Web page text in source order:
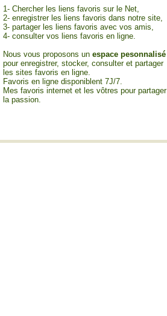
1- Chercher les liens favoris sur le Net,
2- enregistrer les liens favoris dans notre site,
3- partager les liens favoris avec vos amis,
4- consulter vos liens favoris en ligne.
Nous vous proposons un espace pesonnalisé
pour enregistrer, stocker, consulter et partager
les sites favoris en ligne.
Favoris en ligne disponiblent 7J/7.
Mes favoris internet et les vôtres pour partager
la passion.